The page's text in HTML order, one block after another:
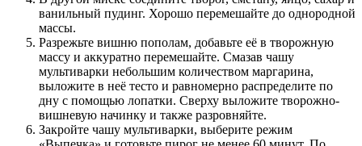
ванильный пудинг. Хорошо перемешайте до однородной
массы.
Разрежьте вишню пополам, добавьте её в творожную
массу и аккуратно перемешайте. Смазав чашу
мультиварки небольшим количеством маргарина,
выложите в неё тесто и равномерно распределите по
дну с помощью лопатки. Сверху выложите творожно-
вишневую начинку и также разровняйте.
Закройте чашу мультиварки, выберите режим